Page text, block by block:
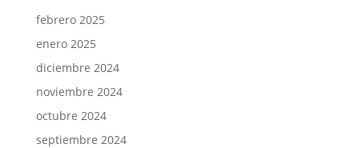
febrero 2025
enero 2025
diciembre 2024
noviembre 2024
octubre 2024
septiembre 2024